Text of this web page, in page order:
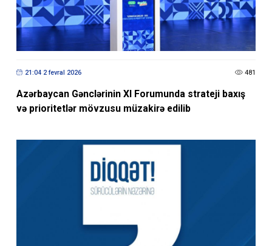
21:04 2 fevral 2026 481
Azərbaycan Gənclərinin XI Forumunda strateji baxış
və prioritetlər mövzusu müzakirə edilib